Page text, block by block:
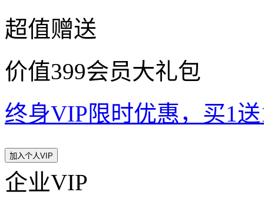
超值赠送
价值399会员大礼包
终身VIP限时优惠，买1
加入个人VIP
企业VIP